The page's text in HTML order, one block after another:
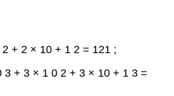
2 + 2 × 10 + 1 2 = 121 ;
3 + 3 × 1 0 2 + 3 × 10 + 1 3 =